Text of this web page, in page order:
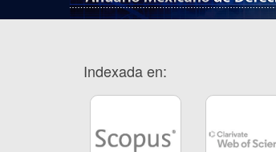
Indexada en: